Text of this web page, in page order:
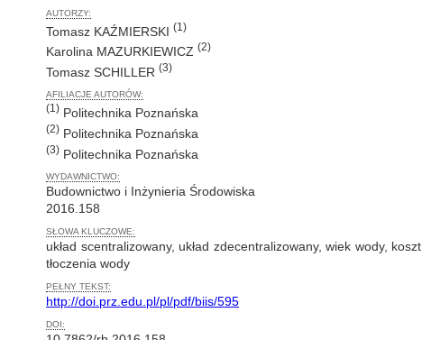
AUTORZY:
Tomasz KAŹMIERSKI (1)
Karolina MAZURKIEWICZ (2)
Tomasz SCHILLER (3)
AFILIACJE AUTORÓW:
(1) Politechnika Poznańska
(2) Politechnika Poznańska
(3) Politechnika Poznańska
WYDAWNICTWO:
Budownictwo i Inżynieria Środowiska
2016.158
SŁOWA KLUCZOWE:
układ scentralizowany, układ zdecentralizowany, wiek wody, koszt
tłoczenia wody
PEŁNY TEKST:
http://doi.prz.edu.pl/pl/pdf/biis/595
DOI: